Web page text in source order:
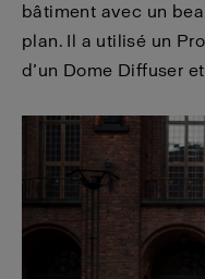
bâtiment avec un
plan. Il a utilisé un
d’un Dome Diffuser